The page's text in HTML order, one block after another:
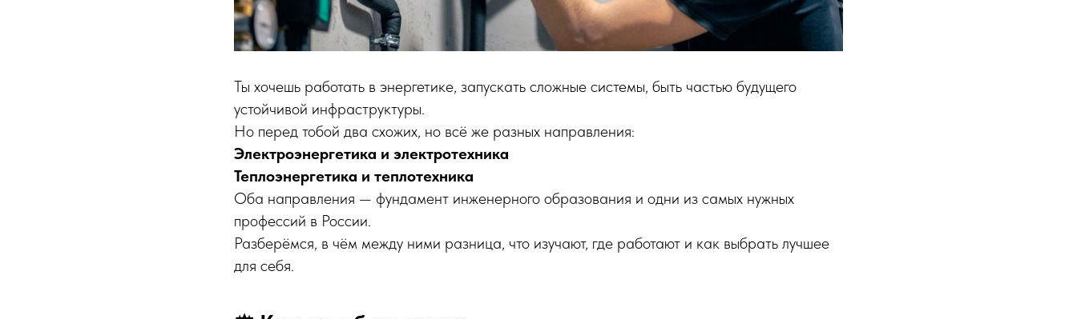
Ты хочешь работать в энергетике, запускать сложные системы, быть частью будущего
устойчивой инфраструктуры.
Но перед тобой два схожих, но всё же разных направления:
Электроэнергетика и электротехника
Теплоэнергетика и теплотехника
Оба направления — фундамент инженерного образования и одни из самых нужных
профессий в России.
Разберёмся, в чём между ними разница, что изучают, где работают и как выбрать лучшее
для себя.